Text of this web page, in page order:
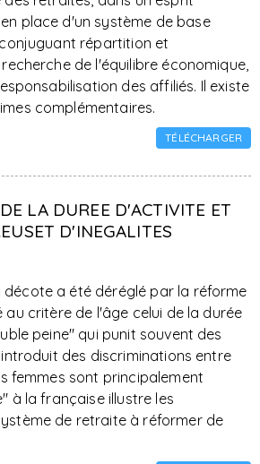
place d'un système de base
répartition et
de l'équilibre économique,
des affiliés. Il existe
complémentaires.
TÉLÉCHARGER
LA DUREE D'ACTIVITE ET
D'INEGALITES
décote a été déréglé par la réforme
au critère de l'âge celui de la durée
peine" qui punit souvent des
des discriminations entre
femmes sont principalement
à la française illustre les
de retraite à réformer de